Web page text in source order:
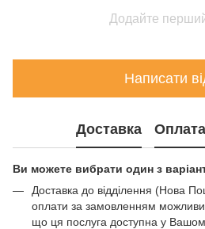
Додайте перший
Написати
Доставка Оплата
Ви можете вибрати один з
Доставка до відділення (Нова
оплати за замовленням
що ця послуга доступна у